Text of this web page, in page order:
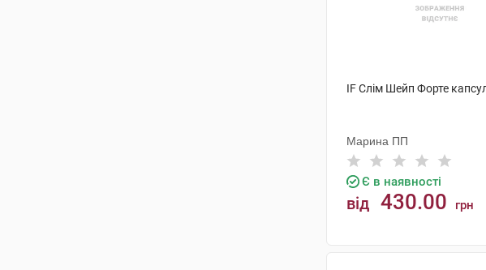
IF Слім Шейп Форте
Марина ПП
Є в наявності
від 430.00 грн